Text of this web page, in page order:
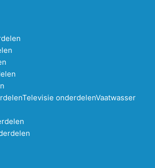
Televisie onderdelenVaatwasser